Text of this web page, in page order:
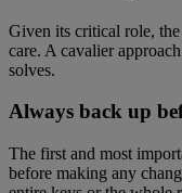
Given its critical role,
care. A cavalier
solves.
Always back up
The first and most
before making any